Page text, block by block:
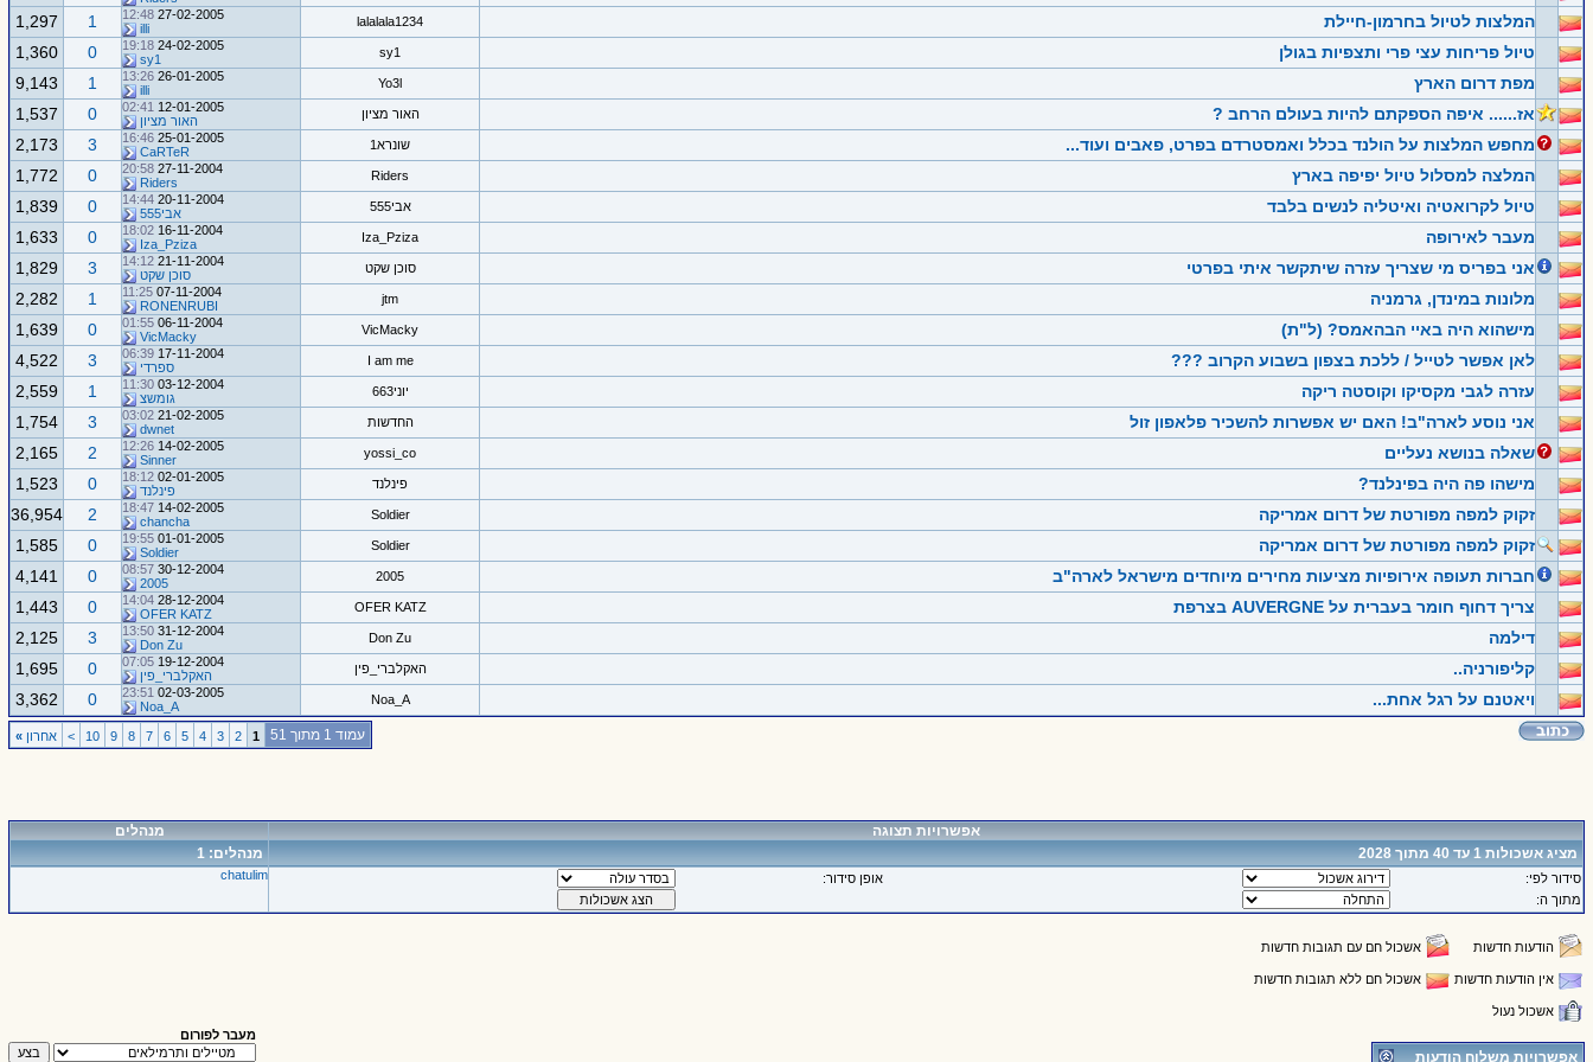
המלצות לטיול בחרמון-חיילת lalalala1234
27-02-2005
12:48
illi
1
1,297
טיול פריחות עצי פרי ותצפיות בגולן
sy1
24-02-2005
19:18
sy1
0
1,360
מפת דרום הארץ
Yo3l
26-01-2005
13:26
illi
1
9,143
אז...... איפה הספקתם להיות בעולם הרחב ?
האור מציון 12-01-2005
02:41
האור מציון
0
1,537
מחפש המלצות על הולנד בכלל ואמסטרדם בפרט, פאבים ועוד...
שונרא1 25-01-2005
16:46
CaRTeR
3
2,173
המלצה למסלול טיול יפיפה בארץ
Riders
27-11-2004
20:58
Riders
0
1,772
טיול לקרואטיה ואיטליה לנשים בלבד
אבי555 20-11-2004
14:44
אבי555
0
1,839
מעבר לאירופה
Iza_Pziza
16-11-2004
18:02
Iza_Pziza
0
1,633
אני בפריס מי שצריך עזרה שיתקשר איתי בפרטי
סוכן שקט 21-11-2004
14:12
סוכן שקט
3
1,829
מלונות במינדן, גרמניה
jtm
07-11-2004
11:25
RONENRUBI
1
2,282
מישהוא היה באיי הבהאמס? (ל"ת)
VicMacky
06-11-2004
01:55
VicMacky
0
1,639
לאן אפשר לטייל / ללכת בצפון בשבוע הקרוב ???
I am me
17-11-2004
06:39
ספרדי
3
4,522
עזרה לגבי מקסיקו וקוסטה ריקה
יוני663 03-12-2004
11:30
גומשצ
1
2,559
אני נוסע לארה"ב! האם יש אפשרות להשכיר פלאפון זול
החדשות 21-02-2005
03:02
dwnet
3
1,754
שאלה בנושא נעליים
yossi_co
14-02-2005
12:26
Sinner
2
2,165
מישהו פה היה בפינלנד?
פינלנד 02-01-2005
18:12
פינלנד
0
1,523
זקוק למפה מפורטת של דרום אמריקה
Soldier
14-02-2005
18:47
chancha
2
36,954
זקוק למפה מפורטת של דרום אמריקה
Soldier
01-01-2005
19:55
Soldier
0
1,585
חברות תעופה אירופיות מציעות מחירים מיוחדים מישראל לארה"ב
2005
30-12-2004
08:57
2005
0
4,141
צריך דחוף חומר בעברית על AUVERGNE בצרפת
OFER KATZ
28-12-2004
14:04
OFER KATZ
0
1,443
דילמה
Don Zu
31-12-2004
13:50
Don Zu
3
2,125
קליפורניה..
האקלברי_פין 19-12-2004
07:05
האקלברי_פין
0
1,695
ויאטנם על רגל אחת...
Noa_A
02-03-2005
23:51
Noa_A
0
3,362
עמוד 1 מתוך 51 1
2
3
4
5
6
7
8
9
10
> אחרון »
אפשרויות תצוגה
מנהלים
מציג אשכולות 1 עד 40 מתוך 2028
מנהלים: 1
סידור לפי:
אופן סידור:
מתוך ה:
chatulim
הודעות חדשות אשכול חם עם תגובות חדשות
אין הודעות חדשות אשכול חם ללא תגובות חדשות
אשכול נעול
אפשרויות משלוח הודעות
מעבר לפורום